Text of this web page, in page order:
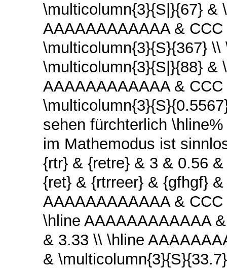
\multicolumn{3}{S|}{67} &
AAAAAAAAAAAA &
\multicolumn{3}{S}{367}
\multicolumn{3}{S|}{88} &
AAAAAAAAAAAA &
sehen fürchterlich
im Mathemodus ist
{rtr} & {retre} & 3 & 0.56
{ret} & {rtrreer} & {gfhgf}
AAAAAAAAAAAA &
\hline AAAAAAAAAAAA
& 3.33 \\ \hline
&